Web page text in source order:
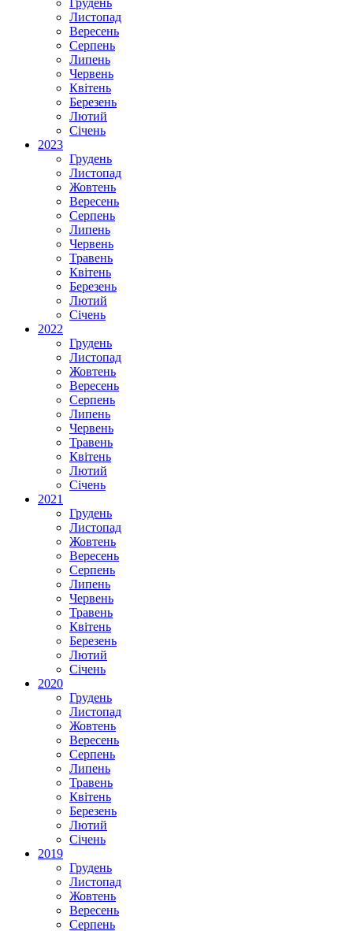
Грудень
Листопад
Вересень
Серпень
Липень
Червень
Квітень
Березень
Лютий
Січень
2023
Грудень
Листопад
Жовтень
Вересень
Серпень
Липень
Червень
Травень
Квітень
Березень
Лютий
Січень
2022
Грудень
Листопад
Жовтень
Вересень
Серпень
Липень
Червень
Травень
Квітень
Лютий
Січень
2021
Грудень
Листопад
Жовтень
Вересень
Серпень
Липень
Червень
Травень
Квітень
Березень
Лютий
Січень
2020
Грудень
Листопад
Жовтень
Вересень
Серпень
Липень
Травень
Квітень
Березень
Лютий
Січень
2019
Грудень
Листопад
Жовтень
Вересень
Серпень